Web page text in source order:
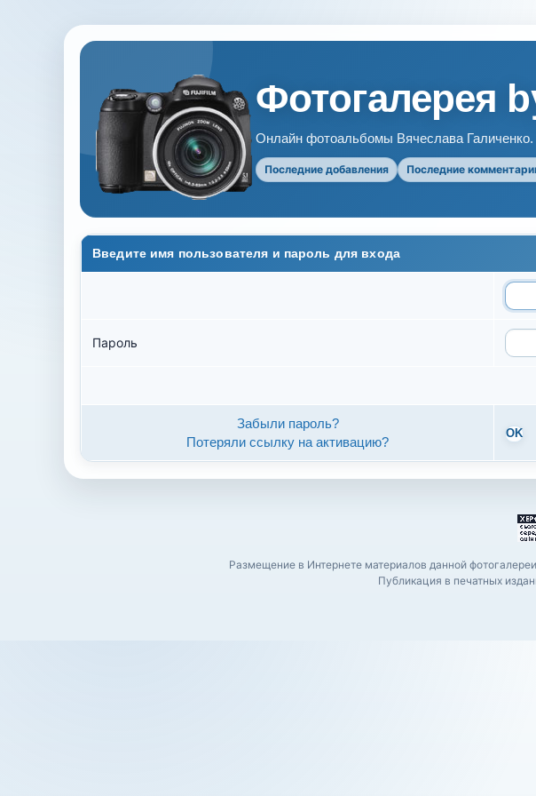
Фотогалерея
Онлайн фотоальбомы Вячеслава Галиченко.
Последние добавления Последние
Введите имя пользователя и пароль для входа
Пароль
Забыли пароль?
Потеряли ссылку на активацию?
OK
Размещение в Интернете материалов данной
Публикация в печатных